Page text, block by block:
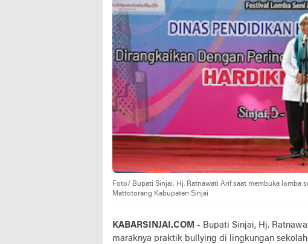
Foto/ Bupati Sinjai, Hj. Ratnawati Arif saat membuka lomba
Mattotorang Kabupaten Sinjai
KABARSINJAI.COM - Bupati Sinjai, Hj.
maraknya praktik bullying di lingkungan